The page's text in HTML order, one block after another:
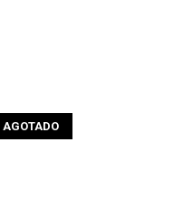
AGOTADO